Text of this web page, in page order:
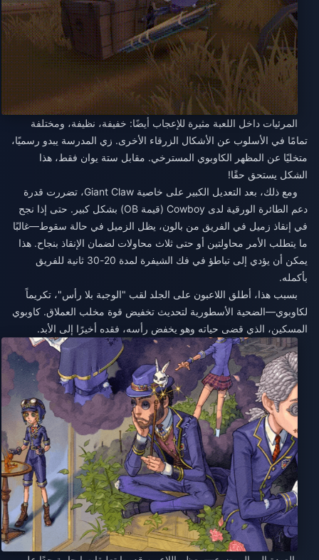
المرئيات داخل اللعبة مثيرة للإعجاب أيضًا: خفيفة، نظيفة، ومختلفة
تمامًا في الأسلوب عن الأشكال الزرقاء الأخرى. زي المدرسة يبدو رسميًا،
متخليًا عن المظهر الكاوبوي المسترخي. مقابل ستة يوان فقط، هذا
الشكل يستحق حقًا!
ومع ذلك، بعد التعديل الكبير على خاصية Giant Claw، تضررت قدرة
دعم الطائرة الورقية لدى Cowboy (قيمة OB) بشكل كبير. حتى إذا نجح
في إنقاذ زميل في الفريق من بالون، يظل الزميل في حالة سقوط—غالبًا
ما يتطلب الأمر محاولتين أو حتى ثلاث محاولات لضمان الإنقاذ بنجاح. هذا
يمكن أن يؤدي إلى تباطؤ في فك الشيفرة لمدة 20-30 ثانية للفريق
بأكمله.
بسبب هذا، أطلق اللاعبون على الجلد لقب "الوجبة بلا رأس"، تكريماً
لكاوبوي—الضحية الأسطورية لتحديث تخفيض قوة مخلب العملاق. كاوبوي
المسكين، الذي قضى حياته وهو يخفض رأسه، فقده أخيرًا إلى الأبد.